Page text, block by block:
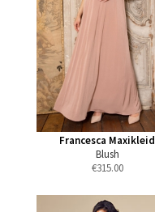
Francesca Maxikleid
Blush
€315.00